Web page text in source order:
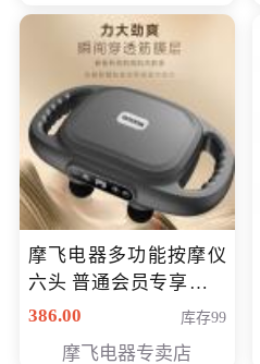
摩飞电器多功能按摩仪
六头 普通会员专享价格
199元
386.00 库存99
摩飞电器专卖店